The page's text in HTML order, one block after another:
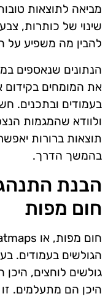
מביאה לתוצאות טובות
שינוי של כותרות,
להבין מה משפיע על
הנתונים שנאספים
את המומחים בקידום
בעמודים ובתכנים.
ולוודא שהמגמות
תוצאות ברורות
בהמשך הדרך.
הבנת
חום מפות
הגולשים בעמודים.
גולשים לוחצים,
היכן הם מתעלמים. זו